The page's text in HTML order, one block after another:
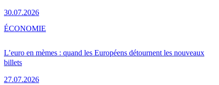
30.07.2026
L’euro en mèmes : quand les Européens détournent les nouveaux
billets
27.07.2026
ÉCONOMIE